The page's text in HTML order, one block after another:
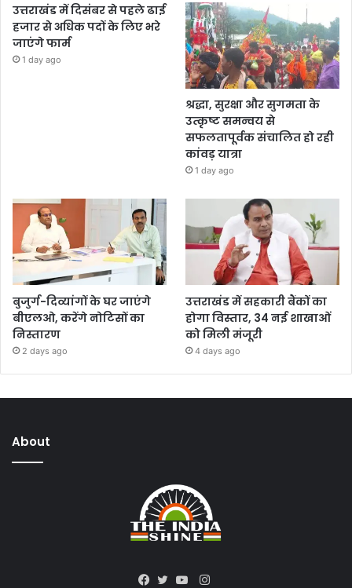
उत्तराखंड में दिसंबर से पहले ढाई
हजार से अधिक पदों के लिए भरे
जाएंगे फार्म
1 day ago
श्रद्धा, सुरक्षा और सुगमता के
उत्कृष्ट समन्वय से
सफलतापूर्वक संचालित हो रही
कांवड़ यात्रा
1 day ago
बुजुर्ग-दिव्यांगों के घर जाएंगे
बीएलओ, करेंगे नोटिसों का
निस्तारण
2 days ago
उत्तराखंड में सहकारी बैंकों का
होगा विस्तार, 34 नई शाखाओं
को मिली मंजूरी
4 days ago
About
Instagram